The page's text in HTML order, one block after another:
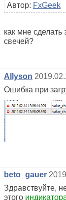
Автор: FxGeek
как мне сделать
свечей?
Allyson
Ошибка при
beto_gauer
Здравствуйте,
этого